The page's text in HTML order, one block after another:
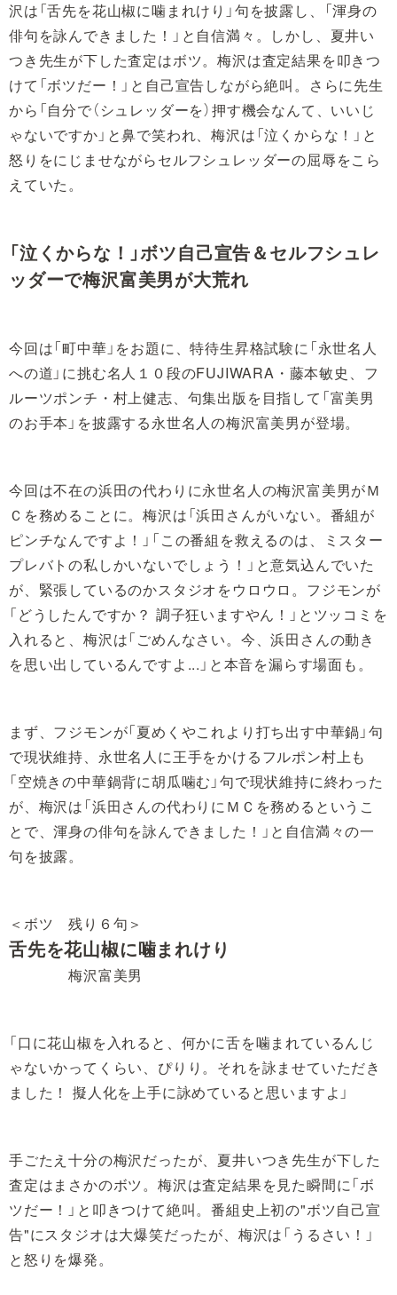
沢は「舌先を花山椒に噛まれけり」句を披露し、「渾身の
俳句を詠んできました！」と自信満々。しかし、夏井い
つき先生が下した査定はボツ。梅沢は査定結果を叩きつ
けて「ボツだー！」と自己宣告しながら絶叫。さらに先生
から「自分で（シュレッダーを）押す機会なんて、いいじ
ゃないですか」と鼻で笑われ、梅沢は「泣くからな！」と
怒りをにじませながらセルフシュレッダーの屈辱をこら
えていた。
「泣くからな！」ボツ自己宣告＆セルフシュレ
ッダーで梅沢富美男が大荒れ
今回は「町中華」をお題に、特待生昇格試験に「永世名人
への道」に挑む名人１０段のFUJIWARA・藤本敏史、フ
ルーツポンチ・村上健志、句集出版を目指して「富美男
のお手本」を披露する永世名人の梅沢富美男が登場。
今回は不在の浜田の代わりに永世名人の梅沢富美男がＭ
Ｃを務めることに。梅沢は「浜田さんがいない。番組が
ピンチなんですよ！」「この番組を救えるのは、ミスター
プレバトの私しかいないでしょう！」と意気込んでいた
が、緊張しているのかスタジオをウロウロ。フジモンが
「どうしたんですか？ 調子狂いますやん！」とツッコミを
入れると、梅沢は「ごめんなさい。今、浜田さんの動き
を思い出しているんですよ...」と本音を漏らす場面も。
まず、フジモンが「夏めくやこれより打ち出す中華鍋」句
で現状維持、永世名人に王手をかけるフルポン村上も
「空焼きの中華鍋背に胡瓜噛む」句で現状維持に終わった
が、梅沢は「浜田さんの代わりにＭＣを務めるというこ
とで、渾身の俳句を詠んできました！」と自信満々の一
句を披露。
＜ボツ 残り６句＞
舌先を花山椒に噛まれけり
梅沢富美男
「口に花山椒を入れると、何かに舌を噛まれているんじ
ゃないかってくらい、ぴりり。それを詠ませていただき
ました！ 擬人化を上手に詠めていると思いますよ」
手ごたえ十分の梅沢だったが、夏井いつき先生が下した
査定はまさかのボツ。梅沢は査定結果を見た瞬間に「ボ
ツだー！」と叩きつけて絶叫。番組史上初の"ボツ自己宣
告"にスタジオは大爆笑だったが、梅沢は「うるさい！」
と怒りを爆発。